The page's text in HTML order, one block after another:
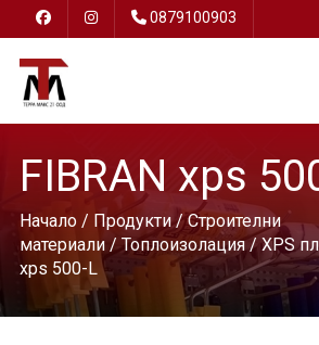
0879100903
FIBRAN xps
Начало/ Продукти/Строителни
материали/Топлоизолация/XPS
xps 500-L